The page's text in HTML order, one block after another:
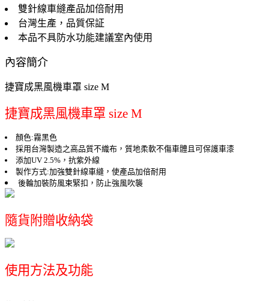
雙針線車縫產品加倍耐用
台灣生產，品質保証
本品不具防水功能建議室內使用
內容簡介
捷寶成黑風機車罩 size M
捷寶成黑風機車罩 size M
顏色:霧黑色
採用台灣製造之高品質不織布，質地柔軟不傷車體且可保護車漆
添加UV 2.5%，抗紫外線
製作方式:加強雙針線車縫，使產品加倍耐用
後輪加裝防風束緊扣，防止強風吹襲
隨貨附贈收納袋
使用方法及功能